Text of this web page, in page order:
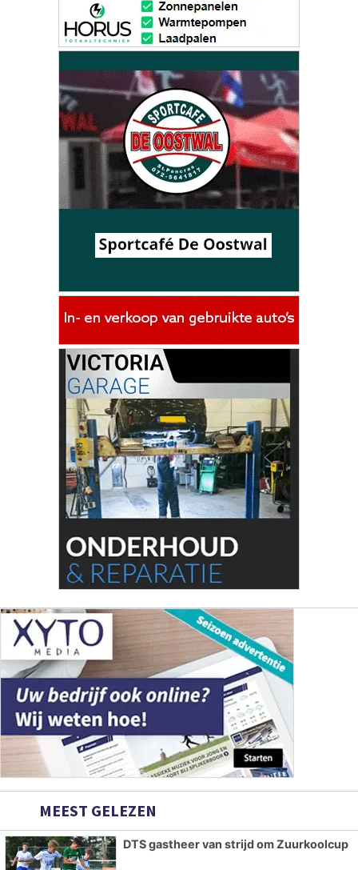
MEEST GELEZEN
DTS gastheer van strijd om Zuurkoolcup